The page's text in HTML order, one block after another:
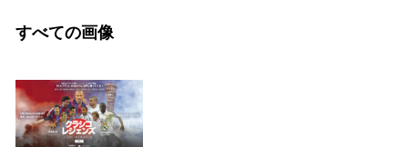
すべての画像